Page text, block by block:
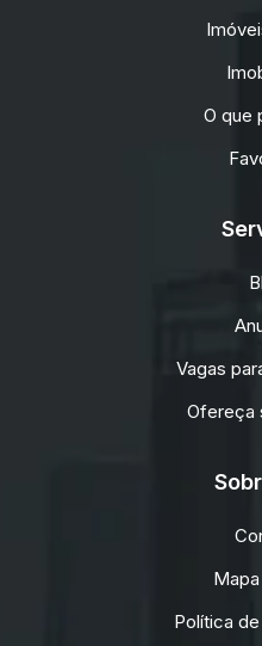
O que
Vagas
Ofereça
Política